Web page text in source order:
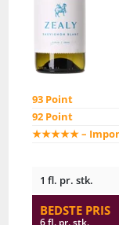
93 Point
92 Point
★★★★★ –
1 fl. pr. stk.
BEDSTE PRIS
6 fl. pr. stk.